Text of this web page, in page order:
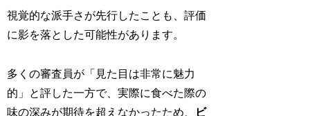
視覚的な派手さが先行したことも、評価
に影を落とした可能性があります。
多くの審査員が「見た目は非常に魅力
的」と評した一方で、実際に食べた際の
味の深みが期待を超えなかったため、
ビ